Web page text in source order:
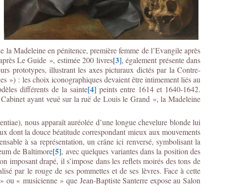
la Madeleine en pénitence, première femme de l’Evangile après
Le Guide », estimée 200 livres[3], également présente dans
prototypes, illustrant les axes picturaux dictés par la Contre-
») : les choix iconographiques devaient être intimement liés au
différents de la sainte[4] peints entre 1614 et 1640-1642.
ayant veuë sur la ruë de Louis le Grand », la Madeleine
nous apparaît auréolée d’une longue chevelure blonde lui
dont la douce béatitude correspondant mieux aux mouvements
à sa représentation, un crâne ici renversé, symbolisant la
de Baltimore[5], avec quelques variantes dans la position des
imposant drapé, il s’impose dans les reflets moirés des tons de
par le rouge de ses pommettes et de ses lèvres. Face à cette
« musicienne » que Jean-Baptiste Santerre expose au Salon